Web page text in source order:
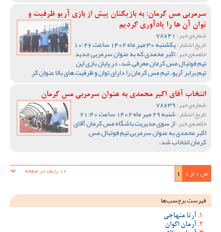
سرمربی مس کرمان: به بازیکنان پیش از بازی آریو ظرفیت و
توان آن ها را یادآوری کردیم
شماره‌ی خبر :
تاریخ انتشار :یکشنبه 30 مهر ماه 1402 ساعت 10:26
خلاصه‌ی خبر :اکبر محمدی که به عنوان سرمربی جدید
تیم فوتبال مس کرمان معرفی شد، در پایان بازی این
تیم برابر آریو، تیم مس کرمان را دارای توان و ظرفیت های بالا عنوان کر
انتخاب آقای اکبر محمدی به عنوان سرمربی مس کرمان
شماره‌ی خبر :
تاریخ انتشار :شنبه 29 مهر ماه 1402 ساعت 21:40
خلاصه‌ی خبر :از سوی مدیریت باشگاه مس کرمان آقای
اکبر محمدی به عنوان سرمربی تیم فوتبال مس
کرمان انتخاب شد.
ص 1 از 1 1
فهرست برچسب‌ها
آرتا منهاجی
آرمان اکوان